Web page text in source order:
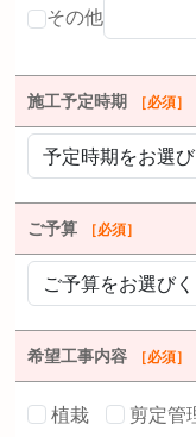
その他
施工予定時期 ［必須］
ご予算 ［必須］
希望工事内容 ［必須］
植栽 剪定管